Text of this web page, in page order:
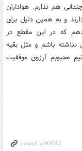
هم ندارم. هواداران
و به همین دلیل برای
که در این مقطع در
نداشته باشم و مثل بقیه
محبوبم آرزوی موفقیت